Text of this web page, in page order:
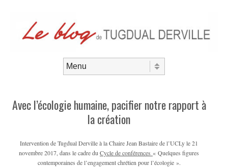
Avec l’écologie humaine, pacifier notre rapport à
la création
Intervention de Tugdual Derville à la Chaire Jean Bastaire de l’UCLy le 21
novembre 2017, dans le cadre du Cycle de conférences « Quelques figures
contemporaines de l’engagement chrétien pour l’écologie ».